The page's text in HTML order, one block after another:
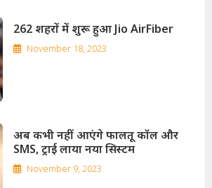
262 शहरों में शुरू हुआ Jio AirFiber
November 18, 2023
अब कभी नहीं आएंगे फालतू कॉल और
SMS, ट्राई लाया नया सिस्टम
November 9, 2023